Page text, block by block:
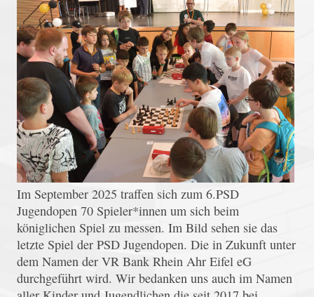
Im September 2025 traffen sich zum 6.PSD
Jugendopen 70 Spieler*innen um sich beim
königlichen Spiel zu messen. Im Bild sehen sie das
letzte Spiel der PSD Jugendopen. Die in Zukunft unter
dem Namen der VR Bank Rhein Ahr Eifel eG
durchgeführt wird. Wir bedanken uns auch im Namen